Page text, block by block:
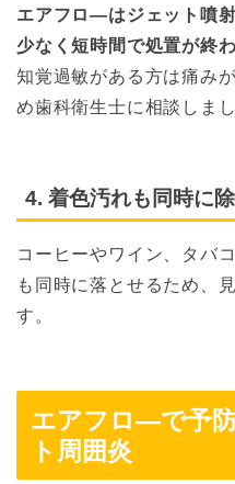
エアフロ―はジェット噴
少なく短時間で処置が終
知覚過敏がある方は痛み
め歯科衛生士に相談しまし
4. 着色汚れも同時に
コーヒーやワイン、タバ
も同時に落とせるため、
す。
エアフロ―で予
ト周囲炎